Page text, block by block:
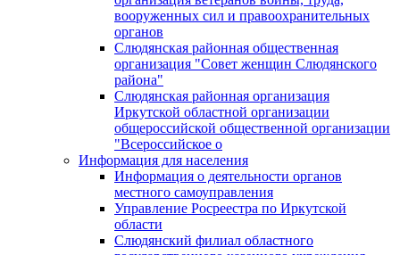
вооруженных сил и правоохранительных
органов
Слюдянская районная общественная
организация "Совет женщин Слюдянского
района"
Слюдянская районная организация
Иркутской областной организации
общероссийской общественной организации
"Всероссийское о
Информация для населения
Информация о деятельности органов
местного самоуправления
Управление Росреестра по Иркутской
области
Слюдянский филиал областного